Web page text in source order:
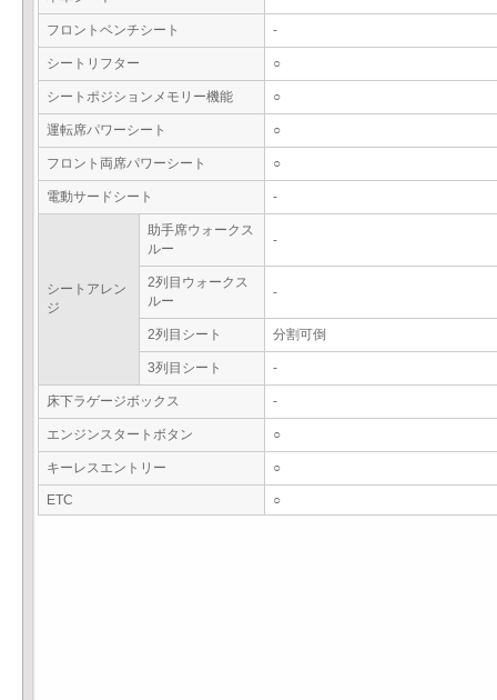
フロントベンチシート -
シートリフター ○
シートポジションメモリー機能 ○
運転席パワーシート ○
フロント両席パワーシート ○
電動サードシート -
シートアレン
ジ
助手席ウォークス
ルー
-
2列目ウォークス
ルー
-
2列目シート 分割可倒
3列目シート -
床下ラゲージボックス -
エンジンスタートボタン ○
キーレスエントリー ○
ETC ○